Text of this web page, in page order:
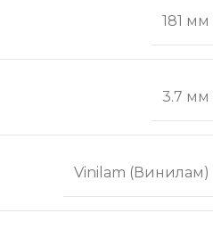
181 мм
3.7 мм
Vinilam (Винилам)